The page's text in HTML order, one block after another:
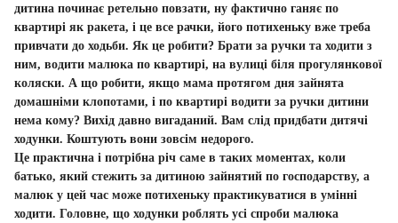
дитина починає ретельно повзати, ну фактично ганяє по
квартирі як ракета, і це все рачки, його потихеньку вже треба
привчати до ходьби. Як це робити? Брати за ручки та ходити з
ним, водити малюка по квартирі, на вулиці біля прогулянкової
коляски. А що робити, якщо мама протягом дня зайнята
домашніми клопотами, і по квартирі водити за ручки дитини
нема кому? Вихід давно вигаданий. Вам слід придбати дитячі
ходунки. Коштують вони зовсім недорого.
Це практична і потрібна річ саме в таких моментах, коли
батько, який стежить за дитиною зайнятий по господарству, а
малюк у цей час може потихеньку практикуватися в умінні
ходити. Головне, що ходунки роблять усі спроби малюка